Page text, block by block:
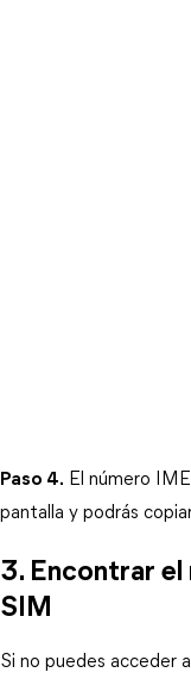
Paso 4. El número
pantalla y podrás
3. Encontrar el
SIM
Si no puedes acceder